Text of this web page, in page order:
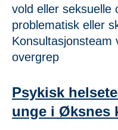
vold eller seksuelle
problematisk eller
Konsultasjonsteam
overgrep
Psykisk
unge i Øksnes